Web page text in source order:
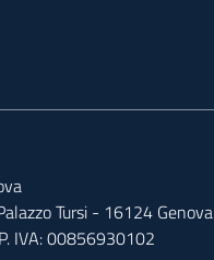
Tursi - 16124 Genova
IVA: 00856930102